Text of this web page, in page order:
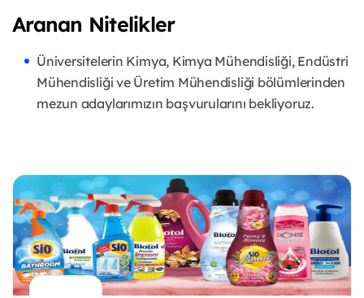
Aranan Nitelikler
Üniversitelerin Kimya, Kimya Mühendisliği, Endüstri
Mühendisliği ve Üretim Mühendisliği bölümlerinden
mezun adaylarımızın başvurularını bekliyoruz.